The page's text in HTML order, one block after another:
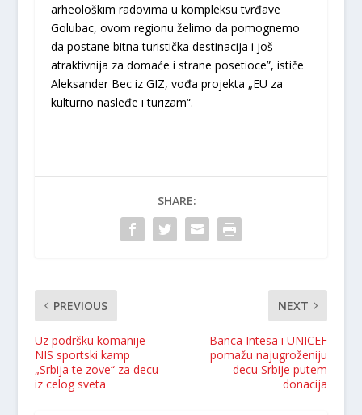
arheološkim radovima u kompleksu tvrđave
Golubac, ovom regionu želimo da pomognemo
da postane bitna turistička destinacija i još
atraktivnija za domaće i strane posetioce”, ističe
Aleksander Bec iz GIZ, vođa projekta „EU za
kulturno nasleđe i turizam“.
SHARE:
PREVIOUS
Uz podršku komanije
NIS sportski kamp
„Srbija te zove“ za decu
iz celog sveta
NEXT
Banca Intesa i UNICEF
pomažu najugroženiju
decu Srbije putem
donacija